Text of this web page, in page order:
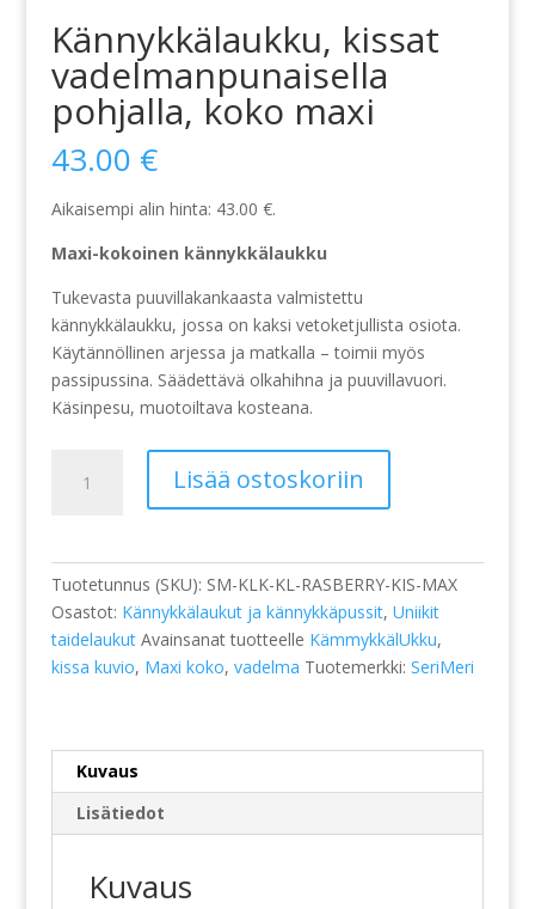
Kännykkälaukku, kissat
vadelmanpunaisella
pohjalla, koko maxi
43.00 €
Aikaisempi alin hinta: 43.00 €.
Maxi-kokoinen kännykkälaukku
Tukevasta puuvillakankaasta valmistettu
kännykkälaukku, jossa on kaksi vetoketjullista osiota.
Käytännöllinen arjessa ja matkalla – toimii myös
passipussina. Säädettävä olkahihna ja puuvillavuori.
Käsinpesu, muotoiltava kosteana.
kissat
vadelmanpunaisella
määrä
Lisää ostoskoriin
Tuotetunnus (SKU): SM-KLK-KL-RASBERRY-KIS-MAX
Osastot: Kännykkälaukut ja kännykkäpussit, Uniikit
taidelaukut Avainsanat tuotteelle KämmykkälUkku,
kissa kuvio, Maxi koko, vadelma Tuotemerkki: SeriMeri
Kuvaus
Lisätiedot
Kuvaus